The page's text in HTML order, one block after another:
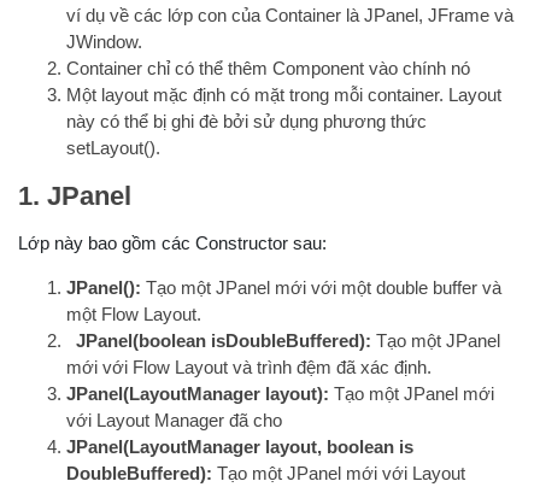
ví dụ về các lớp con của Container là JPanel, JFrame và
JWindow.
Container chỉ có thể thêm Component vào chính nó
Một layout mặc định có mặt trong mỗi container. Layout
này có thể bị ghi đè bởi sử dụng phương thức
setLayout().
1. JPanel
Lớp này bao gồm các Constructor sau:
JPanel(): Tạo một JPanel mới với một double buffer và
một Flow Layout.
JPanel(boolean isDoubleBuffered): Tạo một JPanel
mới với Flow Layout và trình đệm đã xác định.
JPanel(LayoutManager layout): Tạo một JPanel mới
với Layout Manager đã cho
JPanel(LayoutManager layout, boolean is
DoubleBuffered): Tạo một JPanel mới với Layout